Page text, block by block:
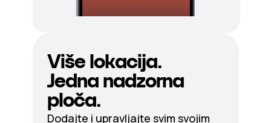
Više lokacija.
Jedna nadzorna
ploča.
Dodajte i upravljajte svim svojim